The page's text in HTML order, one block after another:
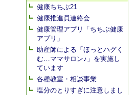
健康ちちぶ21
健康推進員連絡会
健康管理アプリ「ちちぶ健康
アプリ」
助産師による「ほっとハグく
む…ママサロン♪」を実施し
ています
各種教室・相談事業
塩分のとりすぎに注意しまし